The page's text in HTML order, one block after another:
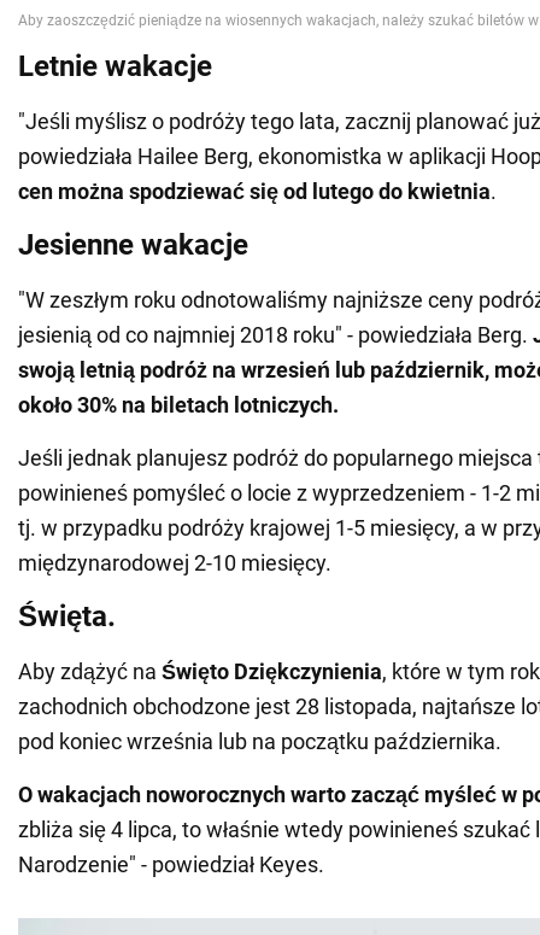
Letnie wakacje
"Jeśli myślisz o podróży tego lata, zacznij planować
powiedziała Hailee Berg, ekonomistka w aplikacji
cen można spodziewać się od lutego do kwietnia.
Jesienne wakacje
"W zeszłym roku odnotowaliśmy najniższe ceny
jesienią od co najmniej 2018 roku" - powiedziała Berg.
swoją letnią podróż na wrzesień lub październik,
około 30% na biletach lotniczych.
Jeśli jednak planujesz podróż do popularnego
powinieneś pomyśleć o locie z wyprzedzeniem - 1-2
tj. w przypadku podróży krajowej 1-5 miesięcy, a w
międzynarodowej 2-10 miesięcy.
Święta.
Aby zdążyć na Święto Dziękczynienia, które w tym
zachodnich obchodzone jest 28 listopada, najtańsze
pod koniec września lub na początku października.
O wakacjach noworocznych warto zacząć myśleć w
zbliża się 4 lipca, to właśnie wtedy powinieneś szukać
Narodzenie" - powiedział Keyes.